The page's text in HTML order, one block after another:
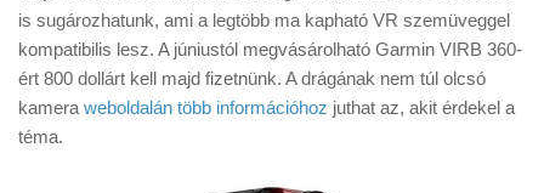
is sugározhatunk, ami a legtöbb ma kapható VR szemüveggel
kompatibilis lesz. A júniustól megvásárolható Garmin VIRB 360-
ért 800 dollárt kell majd fizetnünk. A drágának nem túl olcsó
kameraweboldalán több információhoz juthat az, akit érdekel a
téma.